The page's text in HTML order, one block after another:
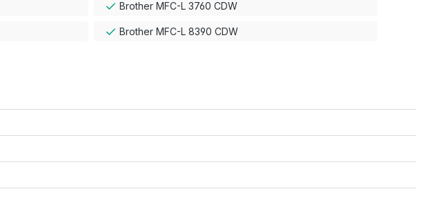
Brother MFC-L 3760 CDW
Brother MFC-L 8390 CDW